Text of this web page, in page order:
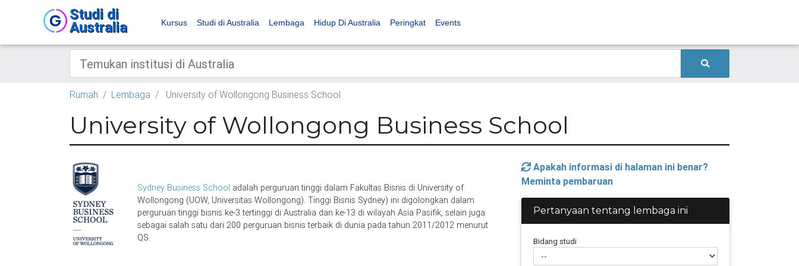
Studi di
Australia Kursus Studi di Australia Lembaga Hidup Di Australia Peringkat Events
Rumah Lembaga University of Wollongong Business School
University of Wollongong Business School
Sydney Business School adalah perguruan tinggi dalam Fakultas Bisnis di University of
Wollongong (UOW, Universitas Wollongong). Tinggi Bisnis Sydney) ini digolongkan dalam
perguruan tinggi bisnis ke-3 tertinggi di Australia dan ke-13 di wilayah Asia Pasifik, selain juga
sebagai salah satu dari 200 perguruan bisnis terbaik di dunia pada tahun 2011/2012 menurut
QS.
Apakah informasi di halaman ini benar?
Meminta pembaruan
Pertanyaan tentang lembaga ini
Bidang studi